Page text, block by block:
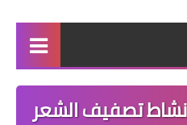
القائمة
مناقصاتتصفيف الشعر